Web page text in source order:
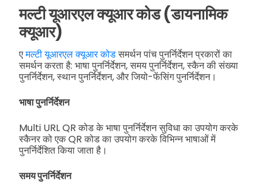
मल्टी यूआरएल क्यूआर कोड (डायनामिक
क्यूआर)
एमल्टी यूआरएल क्यूआर कोडसमर्थन पांच पुनर्निर्देशन प्रकारों का
समर्थन करता है: भाषा पुनर्निर्देशन, समय पुनर्निर्देशन, स्कैन की संख्या
पुनर्निर्देशन, स्थान पुनर्निर्देशन, और जियो-फेंसिंग पुनर्निर्देशन।
भाषा पुनर्निर्देशन
Multi URL QR कोड के भाषा पुनर्निर्देशन सुविधा का उपयोग करके
स्कैनर को एक QR कोड का उपयोग करके विभिन्न भाषाओं में
पुनर्निर्देशित किया जाता है।
समय पुनर्निर्देशन